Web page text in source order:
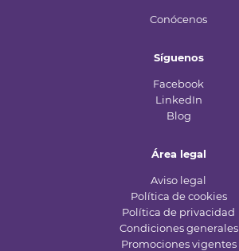
Conócenos
Síguenos
Facebook
LinkedIn
Blog
Área legal
Aviso legal
Política de cookies
Política de privacidad
Condiciones generales
Promociones vigentes